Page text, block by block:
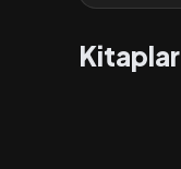
Kitaplar